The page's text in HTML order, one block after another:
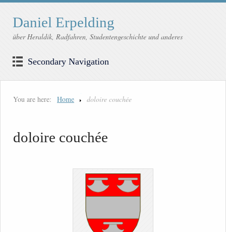
Daniel Erpelding
über Heraldik, Radfahren, Studentengeschichte und anderes
Secondary Navigation
You are here: Home doloire couchée
doloire couchée